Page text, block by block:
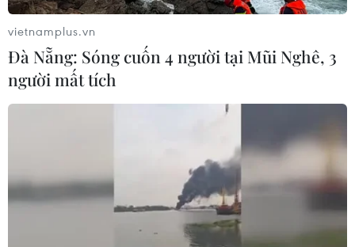
vietnamplus.vn
Đà Nẵng: Sóng cuốn 4 người tại Mũi Nghê, 3
người mất tích